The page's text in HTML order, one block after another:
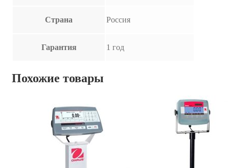
Страна Россия
Гарантия 1 год
Похожие товары